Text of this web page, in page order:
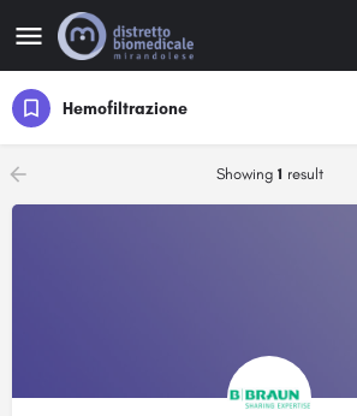
Hemofiltrazione
Showing 1 result